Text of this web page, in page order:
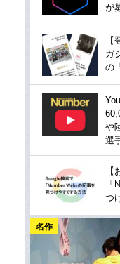
が
ガ
の
や
選
つ
名作